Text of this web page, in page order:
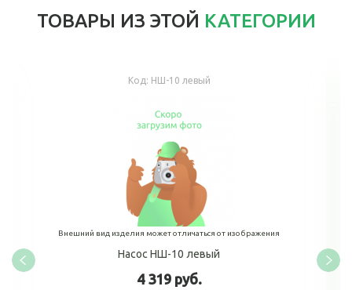
ТОВАРЫ ИЗ ЭТОЙ КАТЕГОРИИ
Код: НШ-10 левый
Внешний вид изделия может отличаться от изображения
Насос НШ-10 левый
4 319 руб.